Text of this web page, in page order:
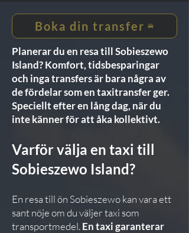
Boka din transfer
Planerar du en resa till Sobieszewo
Island? Komfort, tidsbesparingar
och inga transfers är bara några av
de fördelar som en taxitransfer ger.
Speciellt efter en lång dag, när du
inte känner för att åka kollektivt.
Varför välja en taxi till
Sobieszewo Island?
En resa till ön Sobieszewo kan vara ett
sant nöje om du väljer taxi som
transportmedel.En taxi garanterar